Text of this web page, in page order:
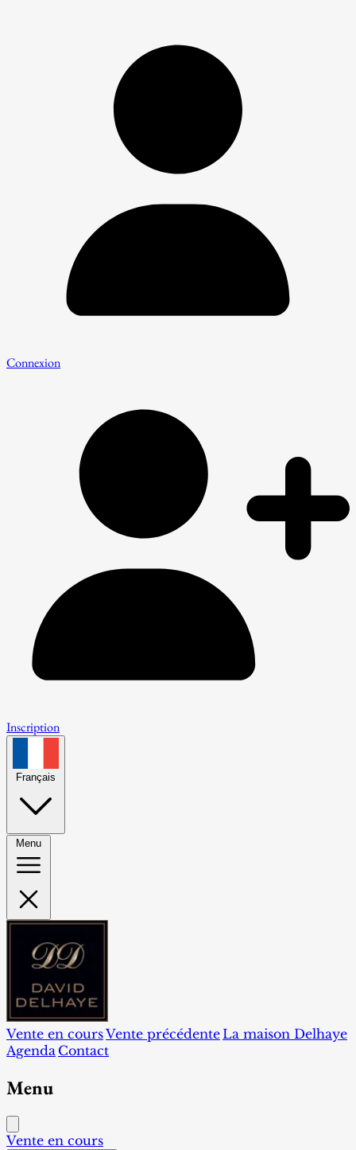
Connexion
Inscription
Français
Menu
Vente en coursVente précédente La maison Delhaye
Agenda Contact
Menu
Vente en cours